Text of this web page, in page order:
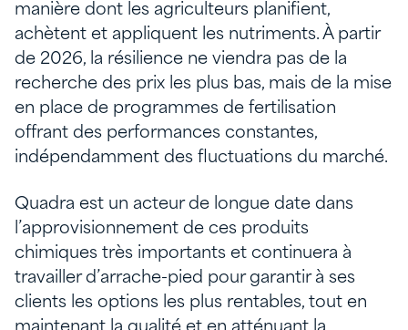
manière dont les agriculteurs planifient,
achètent et appliquent les nutriments. À partir
de 2026, la résilience ne viendra pas de la
recherche des prix les plus bas, mais de la mise
en place de programmes de fertilisation
offrant des performances constantes,
indépendamment des fluctuations du marché.
Quadra est un acteur de longue date dans
l’approvisionnement de ces produits
chimiques très importants et continuera à
travailler d’arrache-pied pour garantir à ses
clients les options les plus rentables, tout en